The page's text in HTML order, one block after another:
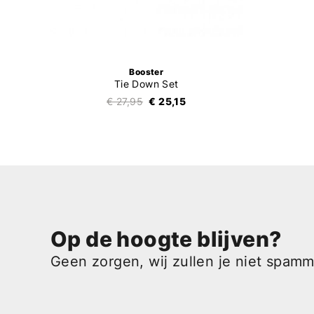
Booster
Tie Down Set
€ 27,95 € 25,15
Op de hoogte blijven?
Geen zorgen, wij zullen je niet